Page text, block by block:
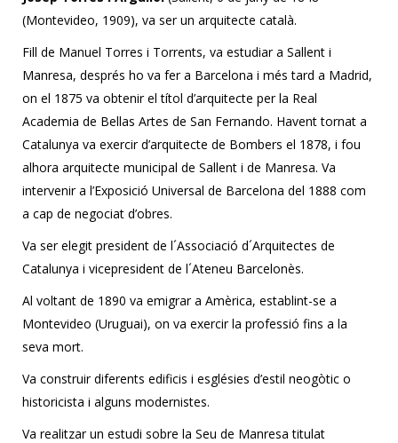
(Montevideo, 1909), va ser un arquitecte català.
Fill de Manuel Torres i Torrents, va estudiar a Sallent i
Manresa, després ho va fer a Barcelona i més tard a Madrid,
on el 1875 va obtenir el títol d’arquitecte per la Real
Academia de Bellas Artes de San Fernando. Havent tornat a
Catalunya va exercir d’arquitecte de Bombers el 1878, i fou
alhora arquitecte municipal de Sallent i de Manresa. Va
intervenir a l’Exposició Universal de Barcelona del 1888 com
a cap de negociat d’obres.
Va ser elegit president de l´Associació d´Arquitectes de
Catalunya i vicepresident de l´Ateneu Barcelonès.
Al voltant de 1890 va emigrar a Amèrica, establint-se a
Montevideo (Uruguai), on va exercir la professió fins a la
seva mort.
Va construir diferents edificis i esglésies d’estil neogòtic o
historicista i alguns modernistes.
Va realitzar un estudi sobre la Seu de Manresa titulat